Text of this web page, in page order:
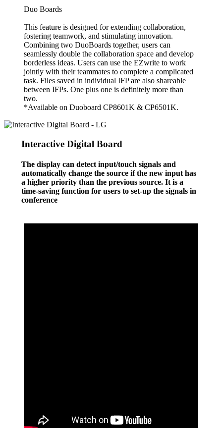
Duo Boards
This feature is designed for extending collaboration,
fostering teamwork, and stimulating innovation.
Combining two DuoBoards together, users can
seamlessly double the collaboration space and develop
borderless ideas. Users can use the EZwrite to work
jointly with their teammates to complete a complicated
task. Files saved in individual IFP are also shareable
between IFPs. One plus one is definitely more than
two.
*Available on Duoboard CP8601K & CP6501K.
Interactive Digital Board
The display can detect input/touch signals and
automatically change the source if the new input has
a higher priority than the previous source. It is a
time-saving function for users to set-up the signals in
conference